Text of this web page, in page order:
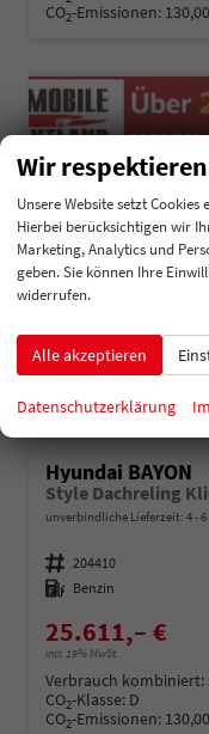
CO2-Emissionen:
Hyundai BAYON
Style Dachreling
unverbindliche Lieferzeit: 4 -
Fahrzeugnummer 204410
Kraftstoff Benzin
25.611,– €
incl. 19% MwSt.
Verbrauch kombiniert:
CO2-Klasse: D
CO2-Emissionen:
Wir
Unsere Website setzt
Hierbei berücksichtigen wir
Marketing, Analytics und
geben. Sie können Ihre
widerrufen.
Alle akzeptieren
Datenschutzerklärung